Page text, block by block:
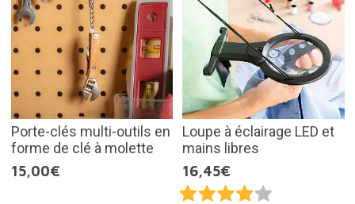
Porte-clés multi-outils en
forme de clé à molette
15,00€
Loupe à éclairage LED et
mains libres
16,45€